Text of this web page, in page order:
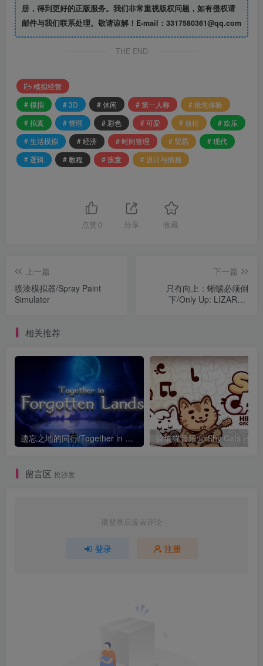
册，得到更好的正版服务。我们非常重视版权问题，如有侵权请
邮件与我们联系处理。敬请谅解！E-mail：3317580361@qq.com
THE END
模拟经营
# 模拟
# 3D # 休闲 # 第一人称
# 抢先体验
# 拟真
# 管理 # 彩色 # 可爱 # 放松
# 欢乐
# 生活模拟
# 经济 # 时间管理 # 贸易
# 现代
# 逻辑
# 教程 # 孩童 # 设计与插画
点赞 0 分享 收藏
上一篇
喷漆模拟器/Spray Paint
Simulator
下一篇
只有向上：蜥蜴必须倒
下/Only Up: LIZARDS
相关推荐
遗忘之地的同行/Together in Forgotten Lands
留言区 抢沙发
请登录后发表评论
登录 注册